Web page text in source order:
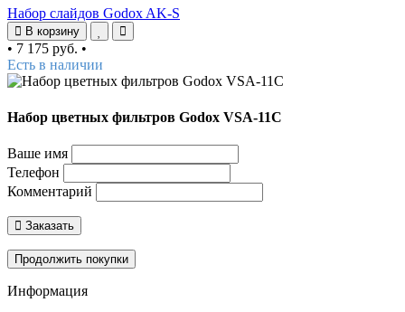
Набор слайдов Godox AK-S
В корзину
• 7 175 руб. •
Есть в наличии
Набор цветных фильтров Godox VSA-11C
Ваше имя
Телефон
Комментарий
Заказать
Продолжить покупки
Информация